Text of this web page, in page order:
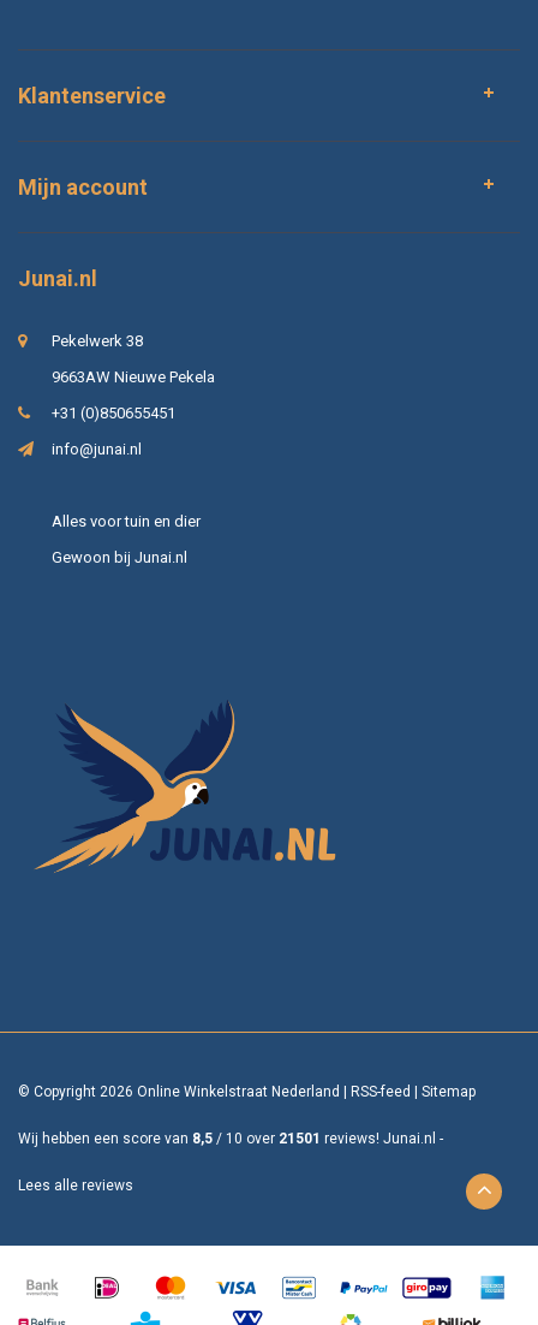
Klantenservice
Mijn account
Junai.nl
Pekelwerk 38
9663AW Nieuwe Pekela
+31 (0)850655451
info@junai.nl
Alles voor tuin en dier
Gewoon bij Junai.nl
© Copyright 2026 Online Winkelstraat Nederland | RSS-feed | Sitemap
Wij hebben een score van 8,5 / 10 over 21501 reviews! Junai.nl -
Lees alle reviews